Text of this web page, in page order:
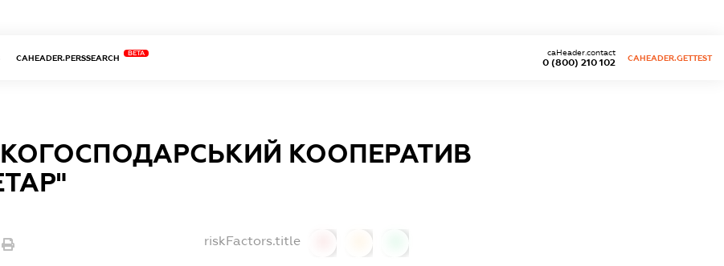
CAHEADER.PERSSEARCH
BETA
0 (800) 210 102
caHeader.contact
CAHEADER.GETTEST
КООПЕРАТИВ
riskFactors.title